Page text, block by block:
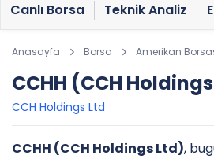
Canlı Borsa Teknik Analiz
Anasayfa Borsa Amerikan
CCHH (CCH
CCH Holdings Ltd
CCHH (CCH Holdings Ltd),